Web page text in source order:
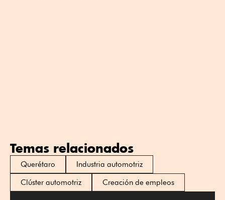
Temas relacionados
Querétaro
Industria automotriz
Clúster automotriz
Creación de empleos